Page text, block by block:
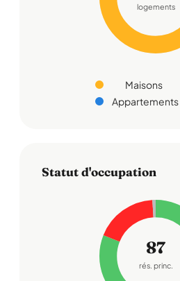
logements
Maisons
Appartements
Statut d'occupation
87
rés. princ.